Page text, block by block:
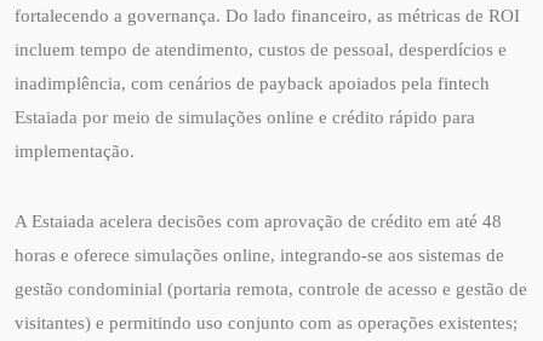
fortalecendo a governança. Do lado financeiro, as métricas de ROI
incluem tempo de atendimento, custos de pessoal, desperdícios e
inadimplência, com cenários de payback apoiados pela fintech
Estaiada por meio de simulações online e crédito rápido para
implementação.
A Estaiada acelera decisões com aprovação de crédito em até 48
horas e oferece simulações online, integrando-se aos sistemas de
gestão condominial (portaria remota, controle de acesso e gestão de
visitantes) e permitindo uso conjunto com as operações existentes;